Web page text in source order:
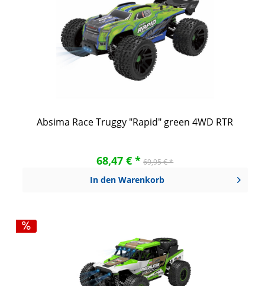
Absima Race Truggy "Rapid" green 4WD RTR
68,47 € * 69,95 € *
In den Warenkorb